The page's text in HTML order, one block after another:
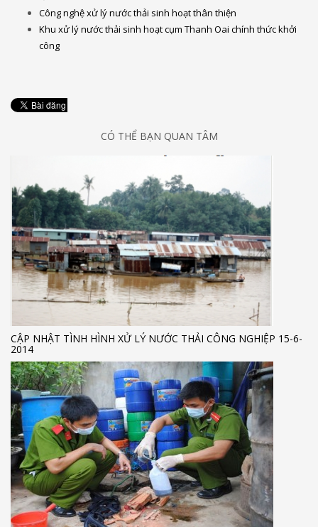
Công nghệ xử lý nước thải sinh hoạt thân thiện
Khu xử lý nước thải sinh hoạt cụm Thanh Oai chính thức khởi
công
CÓ THỂ BẠN QUAN TÂM
CẬP NHẬT TÌNH HÌNH XỬ LÝ NƯỚC THẢI CÔNG NGHIỆP 15-6-
2014